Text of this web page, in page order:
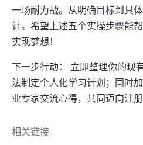
一场耐力战。从明确目标到具
计。希望上述五个实操步骤能
实现梦想！
下一步行动： 立即整理你的现
法制定个人化学习计划；同时
业专家交流心得，共同迈向注
相关链接